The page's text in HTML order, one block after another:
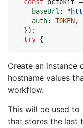
const octokit =
baseUrl :
auth: TOKEN,
try {
Create an instance
hostname values
workflow.
This will be used
that stores the last